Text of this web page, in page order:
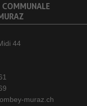
44
muraz.ch